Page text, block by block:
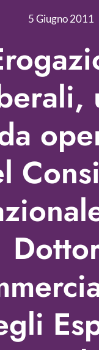
Blog
Academy
5 Giugno 2011